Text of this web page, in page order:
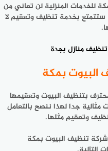
للخدمات المنزلية لن تعاني من
بخدمة تنظيف وتعقيم لا
منازل بجدة
بمكة
بتنظيف البيوت وتعقيمها
جدا لهذا ننصح بالتعامل
وتعقيم مثلها.
تنظيف البيوت بمكة